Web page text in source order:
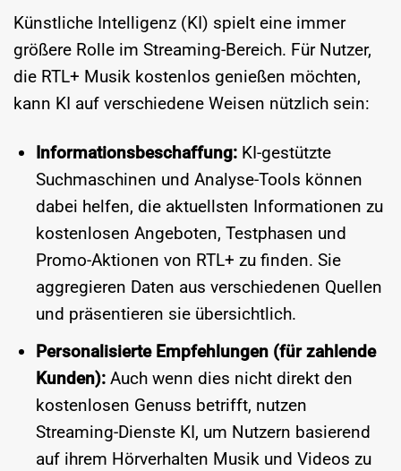
Künstliche Intelligenz (KI) spielt eine immer
größere Rolle im Streaming-Bereich. Für Nutzer,
die RTL+ Musik kostenlos genießen möchten,
kann KI auf verschiedene Weisen nützlich sein:
Informationsbeschaffung:KI-gestützte
Suchmaschinen und Analyse-Tools können
dabei helfen, die aktuellsten Informationen zu
kostenlosen Angeboten, Testphasen und
Promo-Aktionen von RTL+ zu finden. Sie
aggregieren Daten aus verschiedenen Quellen
und präsentieren sie übersichtlich.
Personalisierte Empfehlungen (für zahlende
Kunden):Auch wenn dies nicht direkt den
kostenlosen Genuss betrifft, nutzen
Streaming-Dienste KI, um Nutzern basierend
auf ihrem Hörverhalten Musik und Videos zu